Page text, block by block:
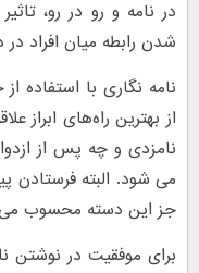
در نامه و رو در رو،
شدن رابطه میان افراد در
نامه نگاری با استفاده
از بهترین راه‌های ابراز
نامزدی و چه پس از
می شود. البته فرستادن
جز این دسته محسوب
برای موفقیت در نوشتن